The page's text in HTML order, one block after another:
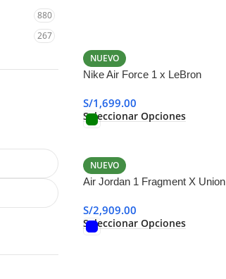
880
267
NUEVO
Nike Air Force 1 x LeBron
S/1,699.00
Seleccionar Opciones
NUEVO
Air Jordan 1 Fragment X Union
S/2,909.00
Seleccionar Opciones